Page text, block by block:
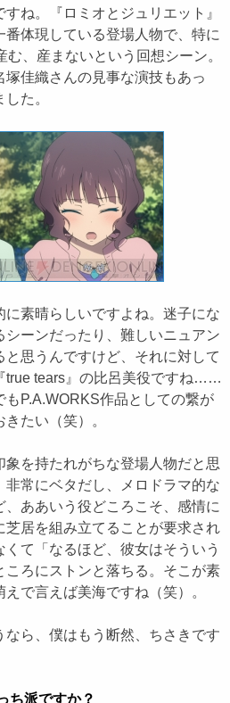
ね。『ロミオとジュリエット』
体現している登場人物で、特に
、産まないという回想シーン。
佳織さんの見事な演技もあっ
た。
に素晴らしいですよね。迷子にな
シーンだったり、難しいニュアン
と思うんですけど、それに対して
true tears』の比呂美役ですね……
もP.A.WORKS作品としての繋が
たい（笑）。
象を持たれがちな登場人物だと思
非常にベタだし、メロドラマ的な
ああいう役どころこそ、感情に
居を組み立てることが要求され
て「なるほど、彼女はそういう
ろにストンと落ちる。そこが素
で言えば美海ですね（笑）。
なら、僕はもう断然、ちさきです
派ですか？